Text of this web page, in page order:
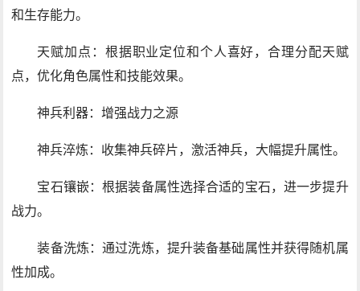
和生存能力。
天赋加点：根据职业定位和个人喜好，合理分配天赋
点，优化角色属性和技能效果。
神兵利器：增强战力之源
神兵淬炼：收集神兵碎片，激活神兵，大幅提升属性。
宝石镶嵌：根据装备属性选择合适的宝石，进一步提升
战力。
装备洗炼：通过洗炼，提升装备基础属性并获得随机属
性加成。